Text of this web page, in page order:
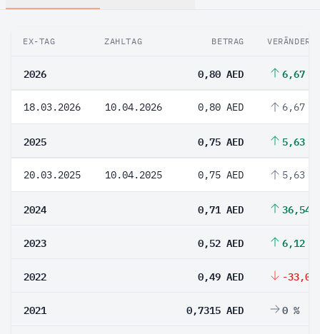
EX-TAG ZAHLTAG BETRAG
2026 0,80 AED 6,67 %
18.03.2026 10.04.2026 0,80 AED 6,67 %
2025 0,75 AED 5,63 %
20.03.2025 10.04.2025 0,75 AED 5,63 %
2024 0,71 AED 36,54
2023 0,52 AED 6,12 %
2022 0,49 AED -33,01
2021 0,7315 AED 0 %